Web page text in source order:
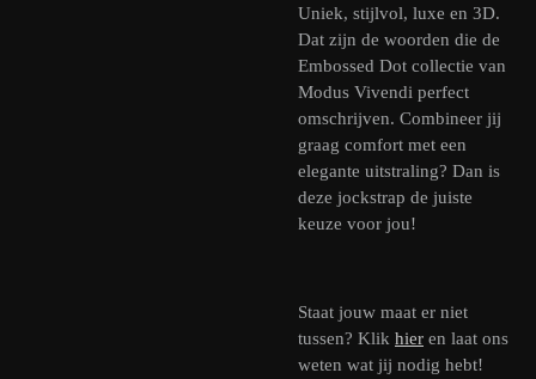
Uniek, stijlvol, luxe en 3D.
Dat zijn de woorden die de
Embossed Dot collectie van
Modus Vivendi perfect
omschrijven. Combineer jij
graag comfort met een
elegante uitstraling? Dan is
deze jockstrap de juiste
keuze voor jou!
Staat jouw maat er niet
tussen? Klik hier en laat ons
weten wat jij nodig hebt!